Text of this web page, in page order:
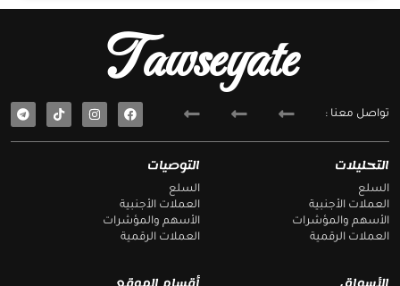
التوصيات
السلع
العملات الأجنبية
الأسهم والمؤشرات
العملات الرقمية
التحليلات
السلع
العملات الأجنبية
الأسهم والمؤشرات
العملات الرقمية
Tawseyate
تواصل معنا :
F
a
e
T
e
e